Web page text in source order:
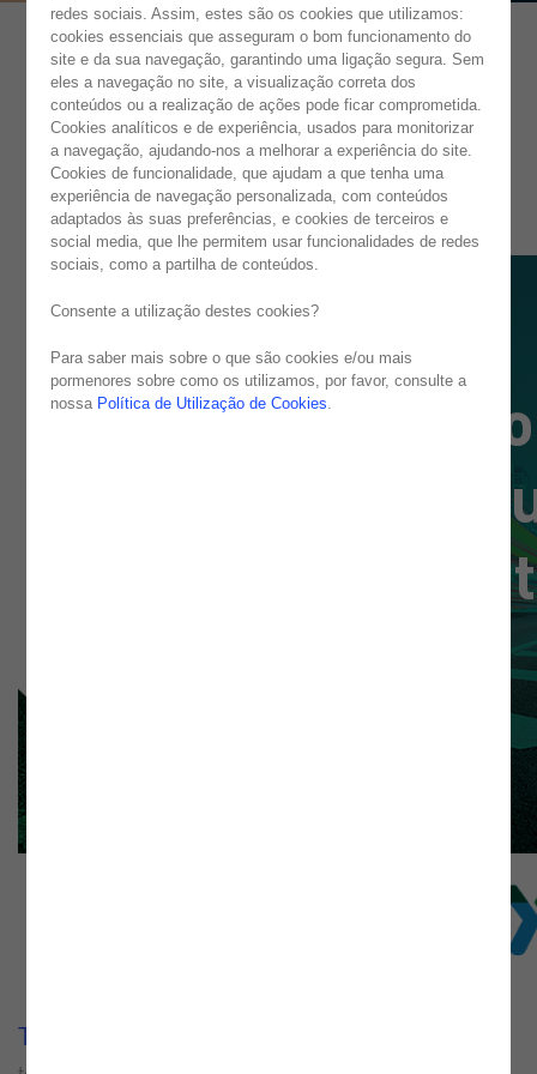
Tecnologias
redes sociais. Assim, estes são os cookies que utilizamos:
cookies essenciais que asseguram o bom funcionamento do
site e da sua navegação, garantindo uma ligação segura. Sem
eles a navegação no site, a visualização correta dos
conteúdos ou a realização de ações pode ficar comprometida.
Cookies analíticos e de experiência, usados para monitorizar
a navegação, ajudando-nos a melhorar a experiência do site.
Cookies de funcionalidade, que ajudam a que tenha uma
experiência de navegação personalizada, com conteúdos
adaptados às suas preferências, e cookies de terceiros e
social media, que lhe permitem usar funcionalidades de redes
sociais, como a partilha de conteúdos.
Consente a utilização destes cookies?
Para saber mais sobre o que são cookies e/ou mais
pormenores sobre como os utilizamos, por favor, consulte a
nossa Política de Utilização de Cookies